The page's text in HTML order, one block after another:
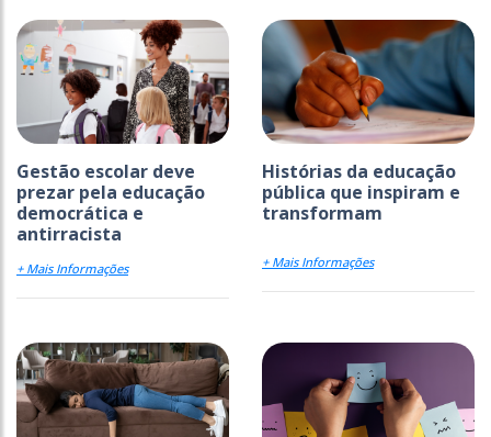
Gestão escolar deve
prezar pela educação
democrática e
antirracista
+ Mais Informações
Histórias da educação
pública que inspiram e
transformam
+ Mais Informações